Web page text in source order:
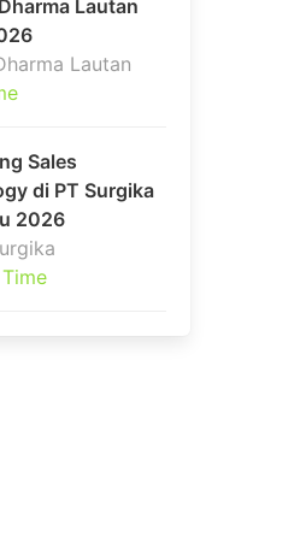
Lautan
Lautan
Sales
di PT Surgika
2026